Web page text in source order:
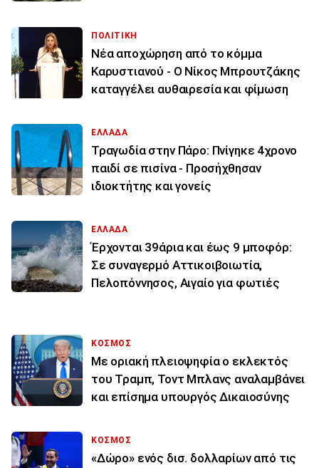
ΠΟΛΙΤΙΚΗ
Νέα αποχώρηση από το κόμμα
Καρυστιανού - Ο Νίκος Μπρουτζάκης
καταγγέλει αυθαιρεσία και φίμωση
ΕΛΛΑΔΑ
Τραγωδία στην Πάρο: Πνίγηκε 4χρονο
παιδί σε πισίνα - Προσήχθησαν
ιδιοκτήτης και γονείς
ΕΛΛΑΔΑ
Έρχονται 39άρια και έως 9 μποφόρ:
Σε συναγερμό Αττικοιβοιωτία,
Πελοπόννησος, Αιγαίο για φωτιές
ΚΟΣΜΟΣ
Με οριακή πλειοψηφία ο εκλεκτός
του Τραμπ, Τοντ Μπλανς αναλαμβάνει
και επίσημα υπουργός Δικαιοσύνης
ΚΟΣΜΟΣ
«Δώρο» ενός δισ. δολλαρίων από τις